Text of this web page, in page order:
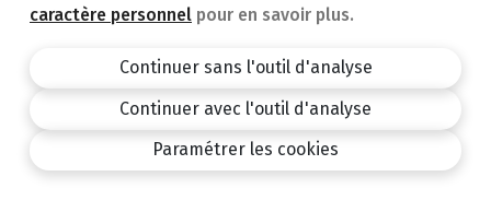
caractère personnel pour en savoir plus.
Continuer sans l'outil d'analyse
Continuer avec l'outil d'analyse
Paramétrer les cookies
Pharmacie.be
Privacy policy
Conditions générales
design by